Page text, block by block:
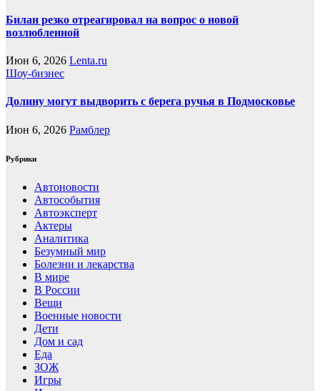
Билан резко отреагировал на вопрос о новой
возлюбленной
Июн 6, 2026 Lenta.ru
Шоу-бизнес
Долину могут выдворить с берега ручья в Подмосковье
Июн 6, 2026 Рамблер
Рубрики
Автоновости
Автособытия
Автоэксперт
Актеры
Аналитика
Безумный мир
Болезни и лекарства
В мире
В России
Вещи
Военные новости
Дети
Дом и сад
Еда
ЗОЖ
Игры